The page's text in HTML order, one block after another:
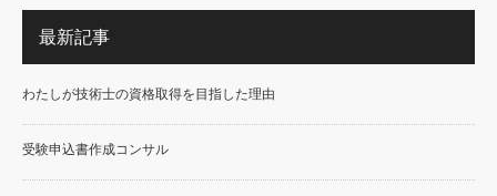
最新記事
わたしが技術士の資格取得を目指した理由
受験申込書作成コンサル